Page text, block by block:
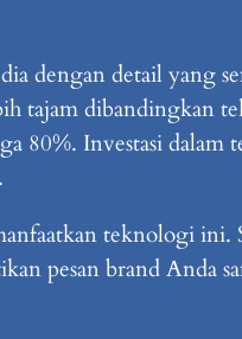
dengan detail yang
tajam dibandingkan
80%. Investasi
teknologi
pesan brand Anda